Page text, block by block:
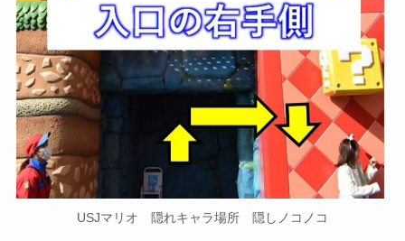
USJマリオ 隠れキャラ場所 隠しノコノコ